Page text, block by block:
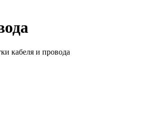
кабеля и провода